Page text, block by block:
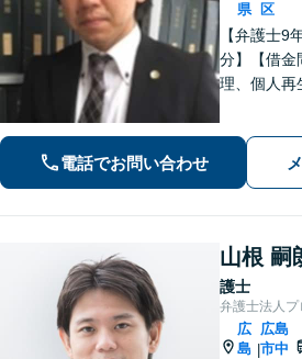
県
区
【弁護士9
分】【借金
理、個人再
などご相
可】【初
電話でお問い合わせ
山根 嗣
護士
弁護士法人
広
島 |
広島
市中